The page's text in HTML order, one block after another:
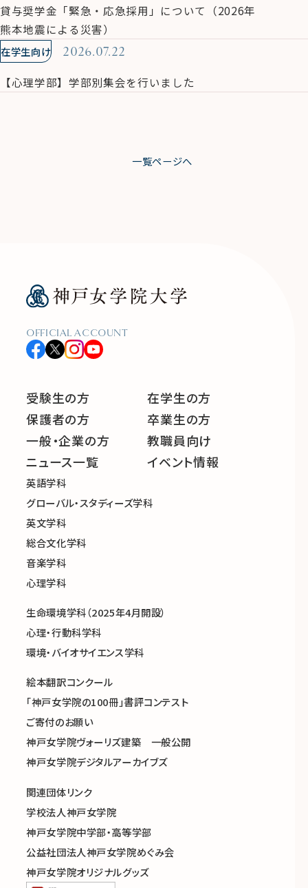
貸与奨学金「緊急・応急採用」について（2026年
熊本地震による災害）
在学生向け 2026.07.22
【心理学部】学部別集会を行いました
一覧ページへ
OFFICIAL ACCOUNT
受験生の方
在学生の方
保護者の方
卒業生の方
一般・企業の方
教職員向け
ニュース一覧
イベント情報
英語学科
グローバル・スタディーズ学科
英文学科
総合文化学科
音楽学科
心理学科
生命環境学科（2025年4月開設）
心理・行動科学科
環境・バイオサイエンス学科
絵本翻訳コンクール
「神戸女学院の100冊」書評コンテスト
ご寄付のお願い
神戸女学院ヴォーリズ建築 一般公開
神戸女学院デジタルアーカイブズ
関連団体リンク
学校法人神戸女学院
神戸女学院中学部・高等学部
公益社団法人神戸女学院めぐみ会
神戸女学院オリジナルグッズ